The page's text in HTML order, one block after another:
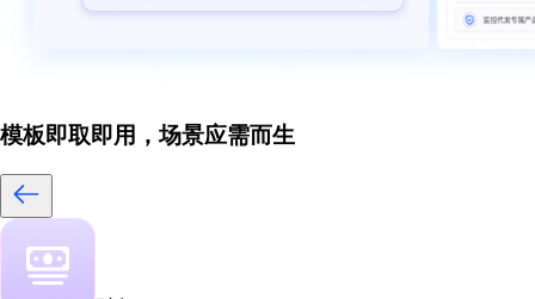
模板即取即用，场景应需而生